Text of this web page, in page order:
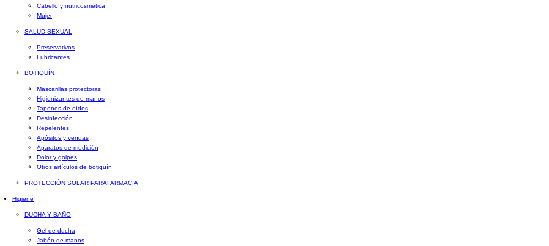
Cabello y nutricosmética
Mujer
SALUD SEXUAL
Preservativos
Lubricantes
BOTIQUÍN
Mascarillas protectoras
Higienizantes de manos
Tapones de oídos
Desinfección
Repelentes
Apósitos y vendas
Aparatos de medición
Dolor y golpes
Otros artículos de botiquín
PROTECCIÓN SOLAR PARAFARMACIA
Higiene
DUCHA Y BAÑO
Gel de ducha
Jabón de manos